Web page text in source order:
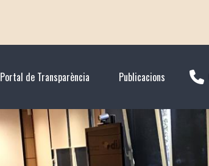
Portal de Transparència Publicacions